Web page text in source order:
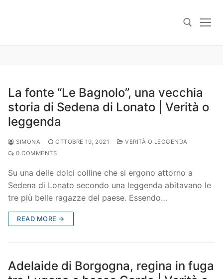
La fonte “Le Bagnolo”, una vecchia
storia di Sedena di Lonato | Verità o
leggenda
SIMONA OTTOBRE 19, 2021
VERITÀ O LEGGENDA
0 COMMENTS
Su una delle dolci colline che si ergono attorno a
Sedena di Lonato secondo una leggenda abitavano le
tre più belle ragazze del paese. Essendo…
READ MORE →
Adelaide di Borgogna, regina in fuga